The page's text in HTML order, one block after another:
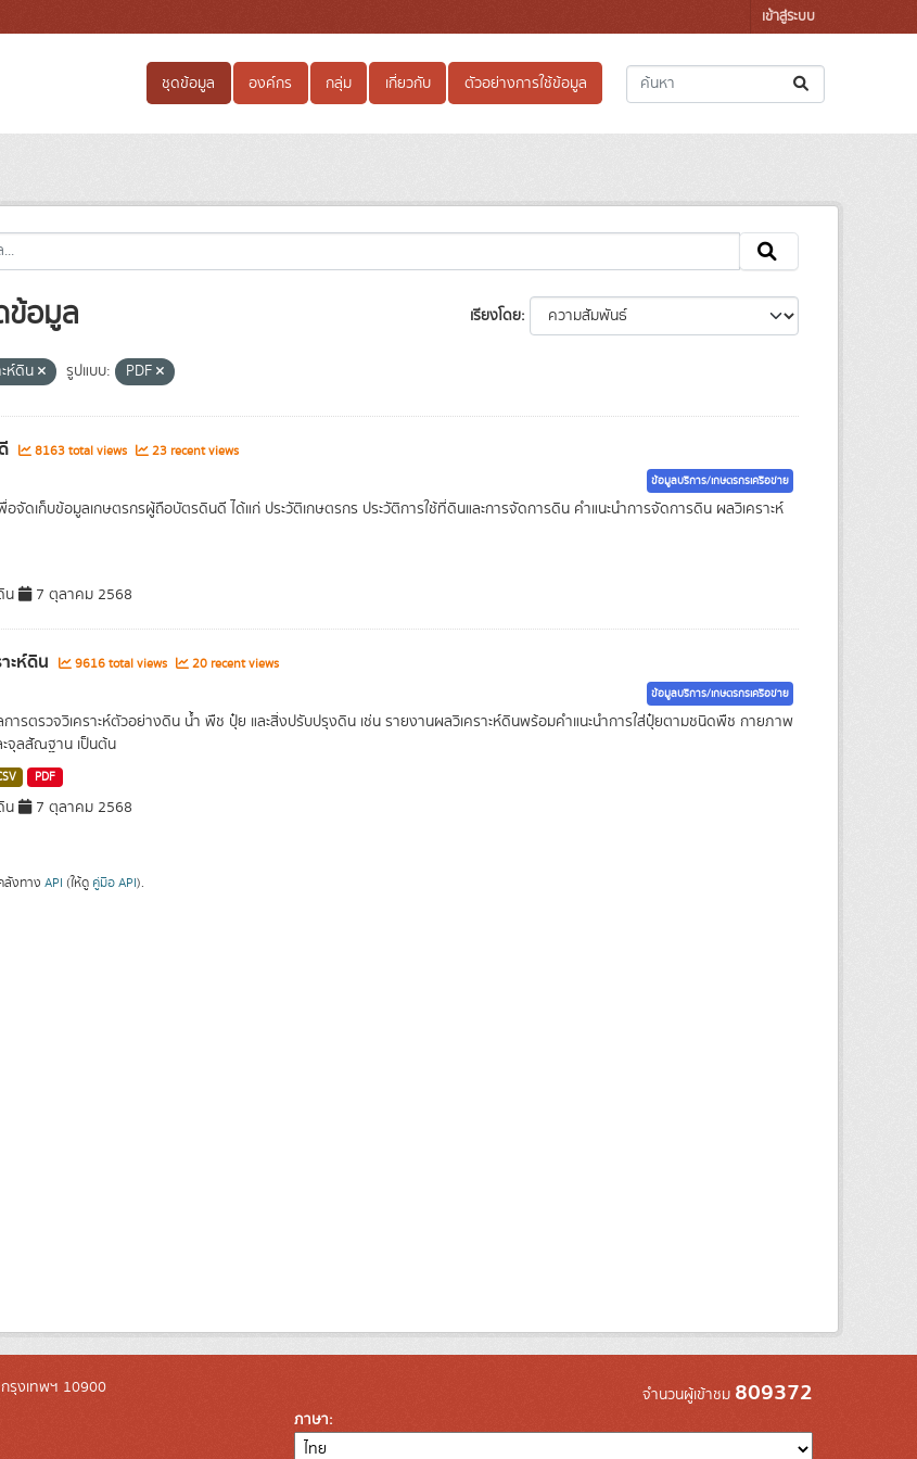
เข้าสู่ระบบ
ชุดข้อมูล องค์กร กลุ่ม เกี่ยวกับ ตัวอย่างการใช้ข้อมูล
เรียงโดย
อมูล
ห์ดิน รูปแบบ: PDF
8163 total views 23 recent views
ข้อมูลบริการ/เกษตรกรเครือข่าย
อจัดเก็บข้อมูลเกษตรกรผู้ถือบัตรดินดี ได้แก่ ประวัติเกษตรกร ประวัติการใช้ที่ดินและการจัดการดิน คำแนะนำการจัดการดิน ผลวิเคราะห์
น 7 ตุลาคม 2568
ะห์ดิน 9616 total views 20 recent views
ข้อมูลบริการ/เกษตรกรเครือข่าย
ารตรวจวิเคราะห์ตัวอย่างดิน น้ำ พืช ปุ๋ย และสิ่งปรับปรุงดิน เช่น รายงานผลวิเคราะห์ดินพร้อมคำแนะนำการใส่ปุ๋ยตามชนิดพืช กายภาพ
จุลสัณฐาน เป็นต้น
PDF
น 7 ตุลาคม 2568
ลังทาง API (ให้ดู คู่มือ API).
รุงเทพฯ 10900
จำนวนผู้เข้าชม 809372
ภาษา